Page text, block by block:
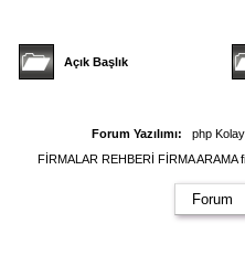
Açık Başlık
Forum Yazılımı:
php
FİRMALAR REHBERİ FİRMA
Forum